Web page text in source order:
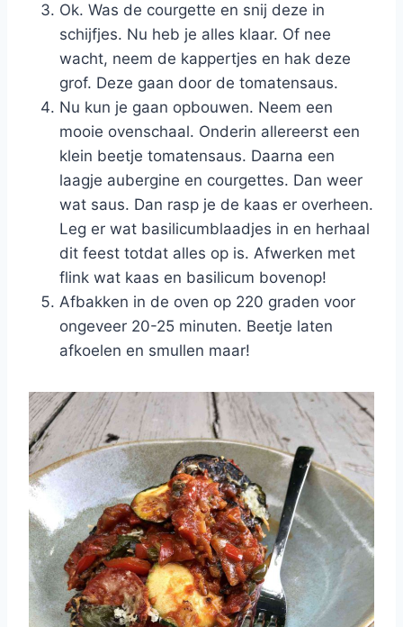
Ok. Was de courgette en snij deze in
schijfjes. Nu heb je alles klaar. Of nee
wacht, neem de kappertjes en hak deze
grof. Deze gaan door de tomatensaus.
Nu kun je gaan opbouwen. Neem een
mooie ovenschaal. Onderin allereerst een
klein beetje tomatensaus. Daarna een
laagje aubergine en courgettes. Dan weer
wat saus. Dan rasp je de kaas er overheen.
Leg er wat basilicumblaadjes in en herhaal
dit feest totdat alles op is. Afwerken met
flink wat kaas en basilicum bovenop!
Afbakken in de oven op 220 graden voor
ongeveer 20-25 minuten. Beetje laten
afkoelen en smullen maar!